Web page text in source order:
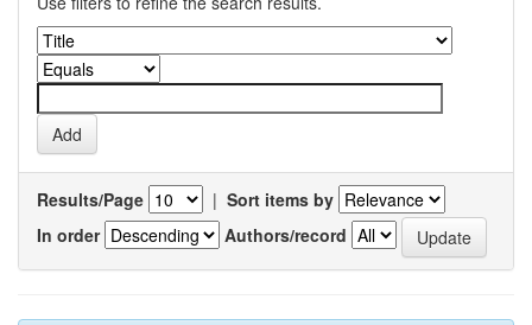
Results/Page | Sort items by
In order
Authors/record